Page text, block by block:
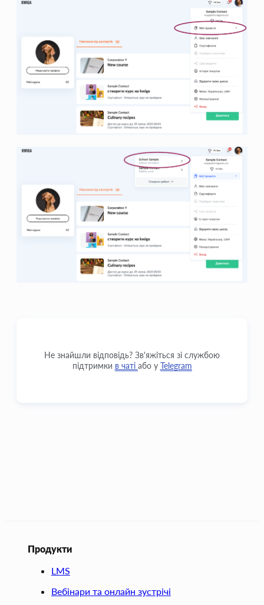
Не знайшли відповідь? Зв'яжіться зі службою
підтримки в чаті або у Telegram
Продукти
LMS
Вебінари та онлайн зустрічі